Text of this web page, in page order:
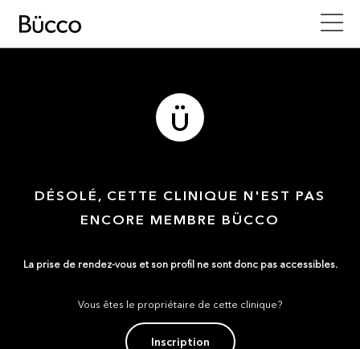
DÉSOLÉ, CETTE CLINIQUE N'EST PAS
ENCORE MEMBRE BÜCCO
La prise de rendez-vous et son profil ne sont donc pas accessibles.
Vous êtes le propriétaire de cette clinique?
Inscription